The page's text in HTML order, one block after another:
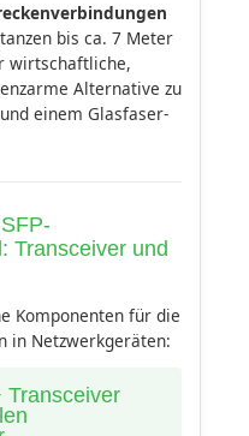
bis ca. 7 Meter
wirtschaftliche,
Alternative zu
einem Glasfaser-
Transceiver und
Komponenten für die
in Netzwerkgeräten:
Transceiver